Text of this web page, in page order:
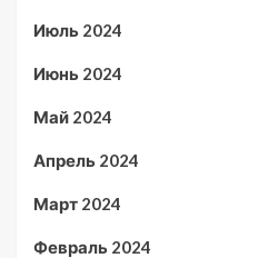
Июль 2024
Июнь 2024
Май 2024
Апрель 2024
Март 2024
Февраль 2024